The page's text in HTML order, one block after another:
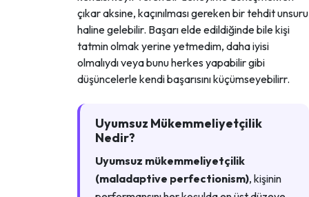
çıkar aksine, kaçınılması gereken bir tehdit unsuru
haline gelebilir. Başarı elde edildiğinde bile kişi
tatmin olmak yerine yetmedim, daha iyisi
olmalıydı veya bunu herkes yapabilir gibi
düşüncelerle kendi başarısını küçümseyebilirr.
Uyumsuz Mükemmeliyetçilik
Nedir?
Uyumsuz mükemmeliyetçilik
(maladaptive perfectionism), kişinin